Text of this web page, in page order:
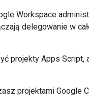
Workspace
delegowanie w
projekty Apps Script,
projektami Google